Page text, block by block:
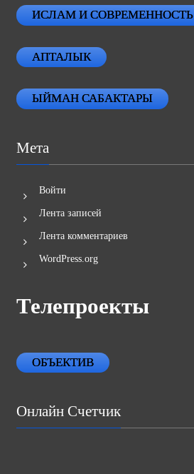
ИСЛАМ И СОВРЕМЕННОСТЬ
АПТАЛЫК
ЫЙМАН САБАКТАРЫ
Мета
Войти
Лента записей
Лента комментариев
WordPress.org
Телепроекты
ОБЪЕКТИВ
Онлайн Счетчик